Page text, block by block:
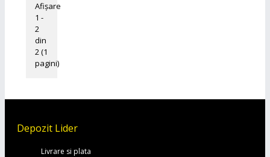
Afişare
1 -
2
din
2 (1
pagini)
Depozit Lider
Livrare si plata